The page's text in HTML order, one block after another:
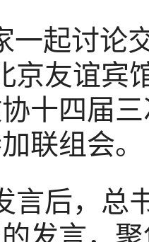
一起讨论
京友谊宾
十四届
联组会。
言后，总